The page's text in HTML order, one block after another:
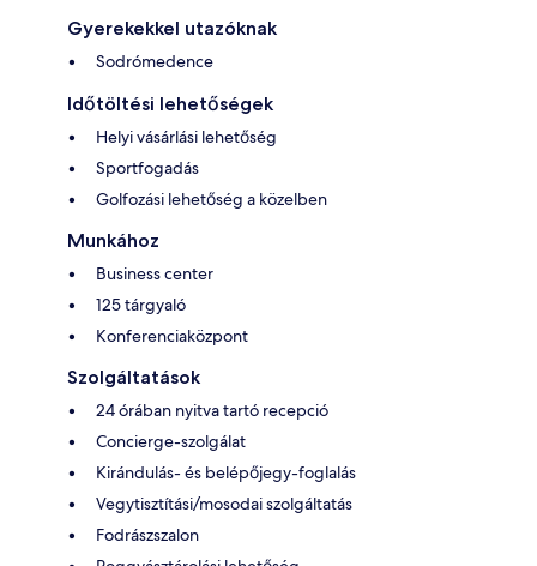
Gyerekekkel utazóknak
Sodrómedence
Időtöltési lehetőségek
Helyi vásárlási lehetőség
Sportfogadás
Golfozási lehetőség a közelben
Munkához
Business center
125 tárgyaló
Konferenciaközpont
Szolgáltatások
24 órában nyitva tartó recepció
Concierge-szolgálat
Kirándulás- és belépőjegy-foglalás
Vegytisztítási/mosodai szolgáltatás
Fodrászszalon